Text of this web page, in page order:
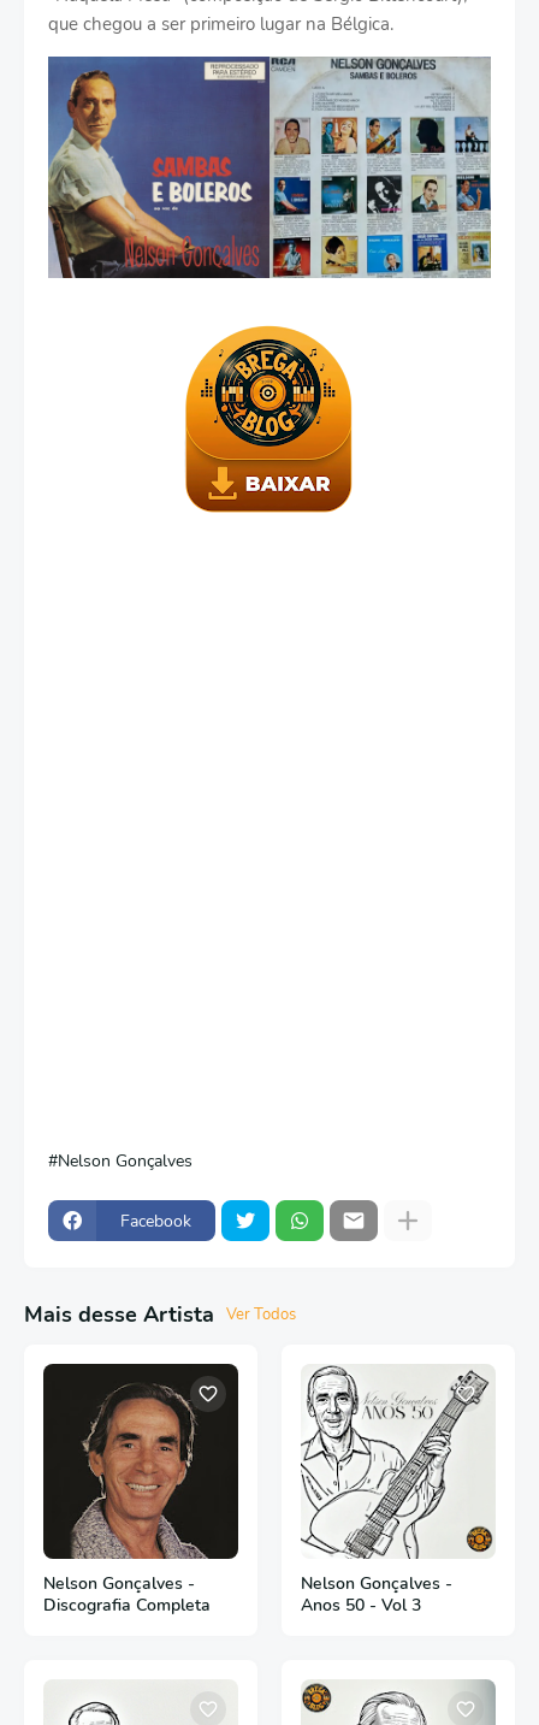
que chegou a ser primeiro lugar na Bélgica.
Nelson Gonçalves
Facebook
Mais desse Artista Ver Todos
Nelson Gonçalves -
Discografia Completa
Nelson Gonçalves -
Anos 50 - Vol 3